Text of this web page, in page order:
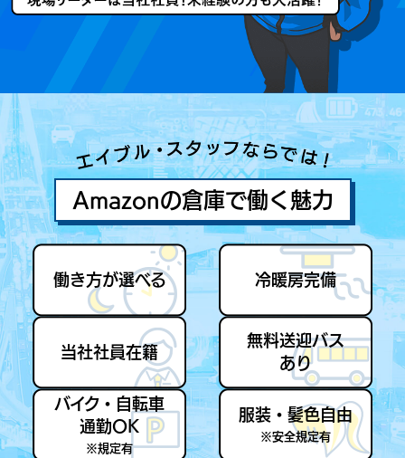
Amazonの倉庫で働く魅力
働き方が選べる 冷暖房完備
当社社員在籍
無料送迎バス
あり
バイク・自転車
通勤OK
※規定有
服装・髪色自由
※安全規定有